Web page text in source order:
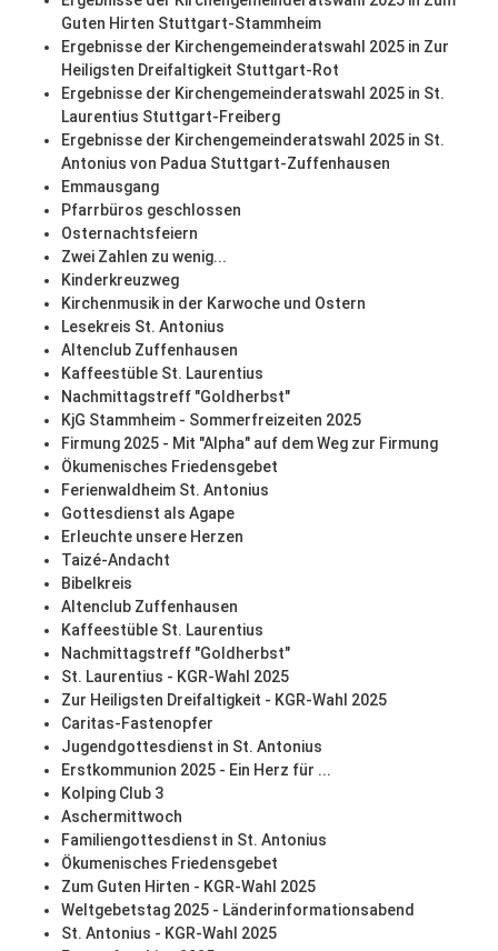
Guten Hirten Stuttgart-Stammheim
Ergebnisse der Kirchengemeinderatswahl 2025 in Zur
Heiligsten Dreifaltigkeit Stuttgart-Rot
Ergebnisse der Kirchengemeinderatswahl 2025 in St.
Laurentius Stuttgart-Freiberg
Ergebnisse der Kirchengemeinderatswahl 2025 in St.
Antonius von Padua Stuttgart-Zuffenhausen
Emmausgang
Pfarrbüros geschlossen
Osternachtsfeiern
Zwei Zahlen zu wenig...
Kinderkreuzweg
Kirchenmusik in der Karwoche und Ostern
Lesekreis St. Antonius
Altenclub Zuffenhausen
Kaffeestüble St. Laurentius
Nachmittagstreff "Goldherbst"
KjG Stammheim - Sommerfreizeiten 2025
Firmung 2025 - Mit "Alpha" auf dem Weg zur Firmung
Ökumenisches Friedensgebet
Ferienwaldheim St. Antonius
Gottesdienst als Agape
Erleuchte unsere Herzen
Taizé-Andacht
Bibelkreis
Altenclub Zuffenhausen
Kaffeestüble St. Laurentius
Nachmittagstreff "Goldherbst"
St. Laurentius - KGR-Wahl 2025
Zur Heiligsten Dreifaltigkeit - KGR-Wahl 2025
Caritas-Fastenopfer
Jugendgottesdienst in St. Antonius
Erstkommunion 2025 - Ein Herz für ...
Kolping Club 3
Aschermittwoch
Familiengottesdienst in St. Antonius
Ökumenisches Friedensgebet
Zum Guten Hirten - KGR-Wahl 2025
Weltgebetstag 2025 - Länderinformationsabend
St. Antonius - KGR-Wahl 2025